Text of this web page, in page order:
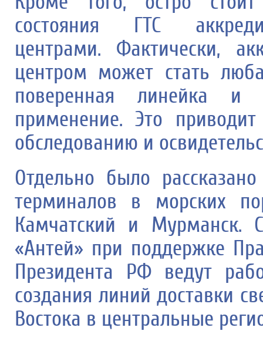
состояния ГТС
центрами. Фактически,
центром может стать
поверенная линейка
применение. Это
обследованию и
Отдельно было
терминалов в морских
Камчатский и Мурманск.
«Антей» при поддержке
Президента РФ ведут
создания линий доставки
Востока в центральные